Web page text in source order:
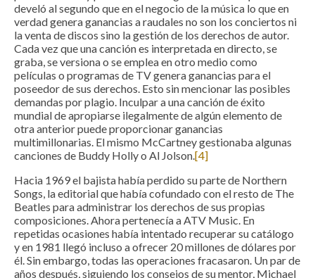
develó al segundo que en el negocio de la música lo que en
verdad genera ganancias a raudales no son los conciertos ni
la venta de discos sino la gestión de los derechos de autor.
Cada vez que una canción es interpretada en directo, se
graba, se versiona o se emplea en otro medio como
películas o programas de TV genera ganancias para el
poseedor de sus derechos. Esto sin mencionar las posibles
demandas por plagio. Inculpar a una canción de éxito
mundial de apropiarse ilegalmente de algún elemento de
otra anterior puede proporcionar ganancias
multimillonarias. El mismo McCartney gestionaba algunas
canciones de Buddy Holly o Al Jolson.[4]
Hacia 1969 el bajista había perdido su parte de Northern
Songs, la editorial que había cofundado con el resto de The
Beatles para administrar los derechos de sus propias
composiciones. Ahora pertenecía a ATV Music. En
repetidas ocasiones había intentado recuperar su catálogo
y en 1981 llegó incluso a ofrecer 20 millones de dólares por
él. Sin embargo, todas las operaciones fracasaron. Un par de
años después, siguiendo los consejos de su mentor, Michael